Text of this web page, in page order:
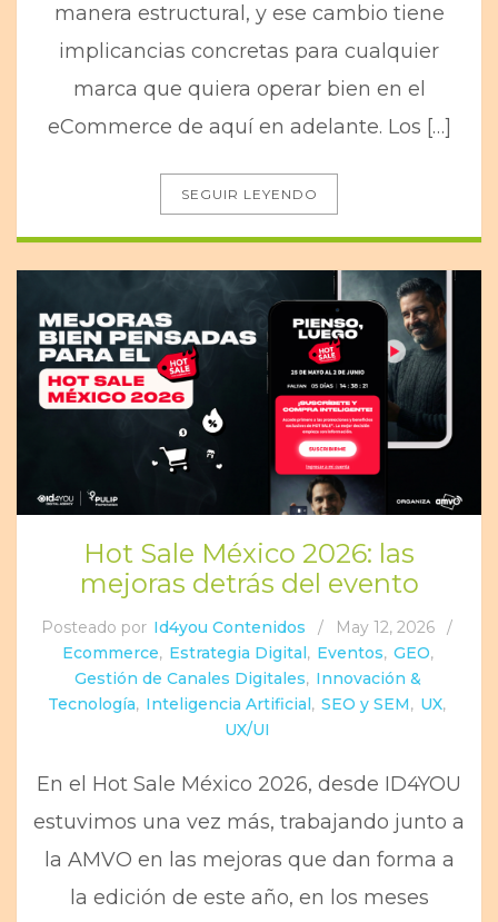
manera estructural, y ese cambio tiene
implicancias concretas para cualquier
marca que quiera operar bien en el
eCommerce de aquí en adelante. Los […]
SEGUIR LEYENDO
Hot Sale México 2026: las
mejoras detrás del evento
Posteado por Id4you Contenidos / May 12, 2026
/
Ecommerce, Estrategia Digital, Eventos, GEO,
Gestión de Canales Digitales, Innovación &
Tecnología, Inteligencia Artificial, SEO y SEM, UX,
UX/UI
En el Hot Sale México 2026, desde ID4YOU
estuvimos una vez más, trabajando junto a
la AMVO en las mejoras que dan forma a
la edición de este año, en los meses